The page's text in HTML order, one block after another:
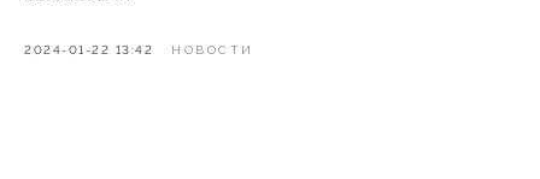
2024-01-22 13:42 НОВОСТИ